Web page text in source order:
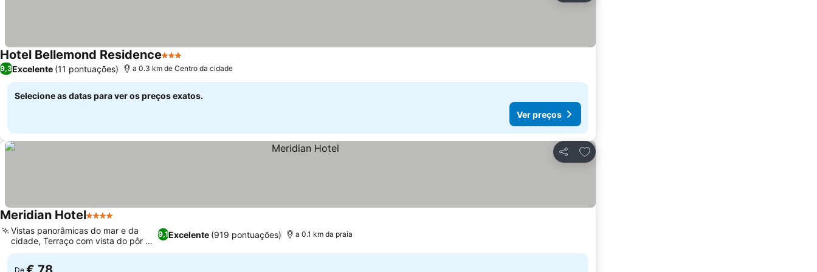
Hotel Bellemond Residence3 Estrelas
9,3Excelente (11 pontuações) a 0.3 km de Centro da cidade
Selecione as datas para ver os preços exatos.
Ver preços
Partilhar
Adicionar aos favoritos
Meridian Hotel4 Estrelas
9,1Excelente (919 pontuações)
Vistas panorâmicas do mar e da
cidade, Terraço com vista do pôr do
sol
a 0.1 km da praia
De